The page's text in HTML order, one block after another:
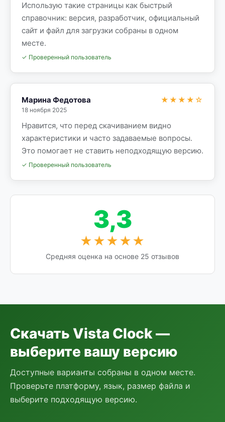
Использую такие страницы как быстрый
справочник: версия, разработчик, официальный
сайт и файл для загрузки собраны в одном
месте.
✓ Проверенный пользователь
Марина Федотова
18 ноября 2025
★★★★☆
Нравится, что перед скачиванием видно
характеристики и часто задаваемые вопросы.
Это помогает не ставить неподходящую версию.
✓ Проверенный пользователь
3,3
★★★★★
Средняя оценка на основе 25 отзывов
Скачать Vista Clock —
выберите вашу версию
Доступные варианты собраны в одном месте.
Проверьте платформу, язык, размер файла и
выберите подходящую версию.